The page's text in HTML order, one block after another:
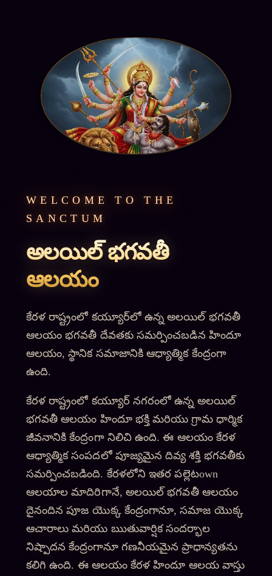
WELCOME TO THE
SANCTUM
అలయిల్ భగవతీ
ఆలయం
కేరళ రాష్ట్రంలో కయ్యూర్‌లో ఉన్న అలయిల్ భగవతీ
ఆలయం భగవతీ దేవతకు సమర్పించబడిన హిందూ
ఆలయం, స్థానిక సమాజానికి ఆధ్యాత్మిక కేంద్రంగా
ఉంది.
కేరళ రాష్ట్రంలో కయ్యూర్ నగరంలో ఉన్న అలయిల్
భగవతీ ఆలయం హిందూ భక్తి మరియు గ్రామ ధార్మిక
జీవనానికి కేంద్రంగా నిలిచి ఉంది. ఈ ఆలయం కేరళ
ఆధ్యాత్మిక సంపదలో పూజ్యమైన దివ్య శక్తి భగవతీకు
సమర్పించబడింది. కేరళలోని ఇతర పల్లెటown
ఆలయాల మాదిరిగానే, అలయిల్ భగవతీ ఆలయం
దైనందిన పూజ యొక్క కేంద్రంగానూ, సమాజ యొక్క
ఆచారాలు మరియు ఋతువార్షిక సందర్భాల
నిష్పాదన కేంద్రంగానూ గణనీయమైన ప్రాధాన్యతను
కలిగి ఉంది. ఈ ఆలయం కేరళ హిందూ ఆలయ వాస్తు